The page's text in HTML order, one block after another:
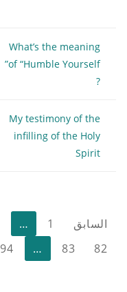
What’s the meaning
of “Humble Yourself”
?
My testimony of the
infilling of the Holy
Spirit
تعدد
صفحات
السابق 1
…
82
83
…
94